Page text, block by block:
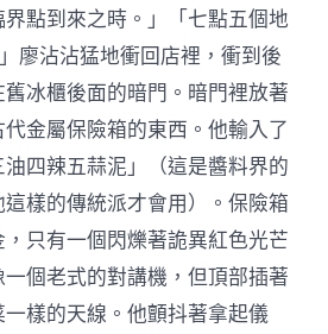
點到來之時。」「七點五個地
廖沾沾猛地衝回店裡，衝到後
冰櫃後面的暗門。暗門裡放著
金屬保險箱的東西。他輸入了
四辣五蒜泥」（這是醬料界的
樣的傳統派才會用）。保險箱
只有一個閃爍著詭異紅色光芒
個老式的對講機，但頂部插著
樣的天線。他顫抖著拿起儀